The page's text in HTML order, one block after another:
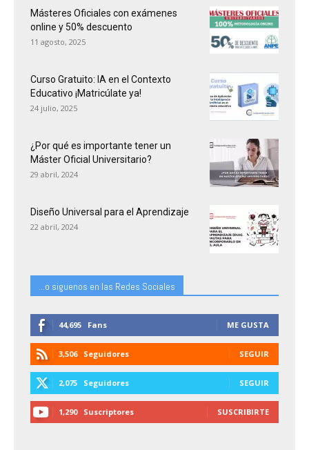
Másteres Oficiales con exámenes
online y 50% descuento
11 agosto, 2025
Curso Gratuito: IA en el Contexto
Educativo ¡Matricúlate ya!
24 julio, 2025
¿Por qué es importante tener un
Máster Oficial Universitario?
29 abril, 2024
Diseño Universal para el Aprendizaje
22 abril, 2024
...o siguenos en las Redes Sociales
44,695 Fans ME GUSTA
3,506 Seguidores SEGUIR
2,075 Seguidores SEGUIR
1,290 Suscriptores SUSCRIBIRTE